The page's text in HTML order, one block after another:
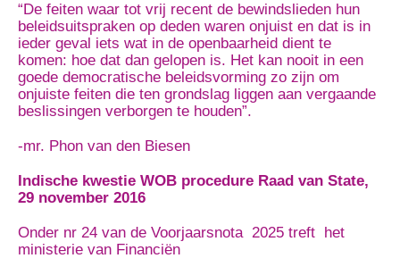
“De feiten waar tot vrij recent de bewindslieden hun
beleidsuitspraken op deden waren onjuist en dat is in
ieder geval iets wat in de openbaarheid dient te
komen: hoe dat dan gelopen is. Het kan nooit in een
goede democratische beleidsvorming zo zijn om
onjuiste feiten die ten grondslag liggen aan vergaande
beslissingen verborgen te houden”.
-mr. Phon van den Biesen
Indische kwestie WOB procedure Raad van State,
29 november 2016
Onder nr 24 van de Voorjaarsnota 2025 treft het
ministerie van Financiën